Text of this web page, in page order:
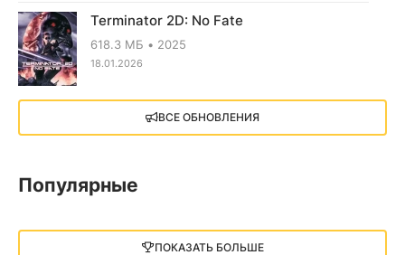
Terminator 2D: No Fate
618.3 МБ 2025
18.01.2026
X4: Foundations (2018)
13.73 GB 2018
13 ГБ 2025
ВСЕ ОБНОВЛЕНИЯ
Популярные
ПОКАЗАТЬ БОЛЬШЕ